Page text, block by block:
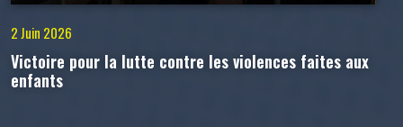
2 Juin 2026
Victoire pour la lutte contre les violences faites aux
enfants